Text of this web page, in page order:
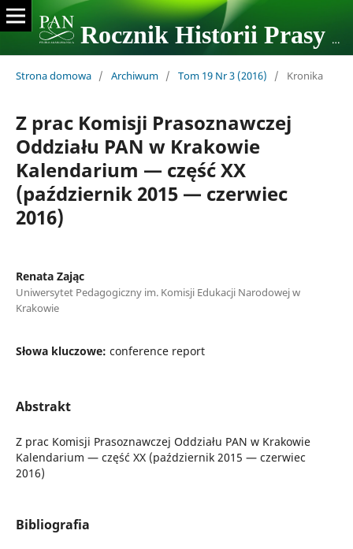
Rocznik Historii Prasy Polskiej
Strona domowa / Archiwum / Tom 19 Nr 3 (2016) / Kronika
Z prac Komisji Prasoznawczej
Oddziału PAN w Krakowie
Kalendarium — część XX
(październik 2015 — czerwiec
2016)
Renata Zając
Uniwersytet Pedagogiczny im. Komisji Edukacji Narodowej w
Krakowie
Słowa kluczowe: conference report
Abstrakt
Z prac Komisji Prasoznawczej Oddziału PAN w Krakowie
Kalendarium — część XX (październik 2015 — czerwiec
2016)
Bibliografia